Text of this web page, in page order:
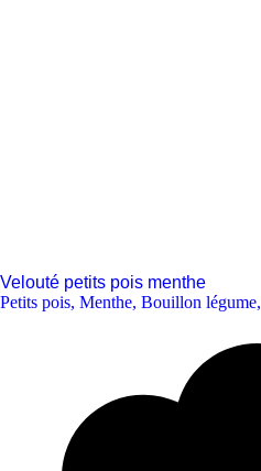
Velouté petits pois menthe
Petits pois, Menthe, Bouillon légume,